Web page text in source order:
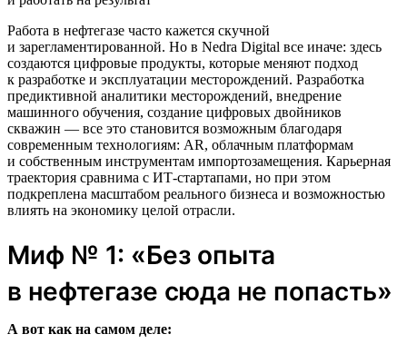
Работа в нефтегазе часто кажется скучной
и зарегламентированной. Но в Nedra Digital все иначе: здесь
создаются цифровые продукты, которые меняют подход
к разработке и эксплуатации месторождений. Разработка
предиктивной аналитики месторождений, внедрение
машинного обучения, создание цифровых двойников
скважин — все это становится возможным благодаря
современным технологиям: AR, облачным платформам
и собственным инструментам импортозамещения. Карьерная
траектория сравнима с ИТ-стартапами, но при этом
подкреплена масштабом реального бизнеса и возможностью
влиять на экономику целой отрасли.
Миф № 1: «Без опыта
в нефтегазе сюда не попасть»
А вот как на самом деле: